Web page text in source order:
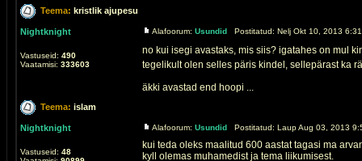
Teema: kristlik ajupesu
Nightknight
Vastuseid: 490
Vaatamisi: 333603
Alafoorum: Usundid Postitatud: Nelj Okt 10, 2013
no kui isegi avastaks, mis siis? igatahes on mul
tegelikult olen selles päris kindel, sellepärast ka
äkki avastad end hoopi ...
Teema: islam
Nightknight
Vastuseid: 48
Alafoorum: Usundid Postitatud: Laup Aug 03, 2013
kui teda oleks maalitud 600 aastat tagasi ma
kyll olemas muhamedist ja tema liikumisest.